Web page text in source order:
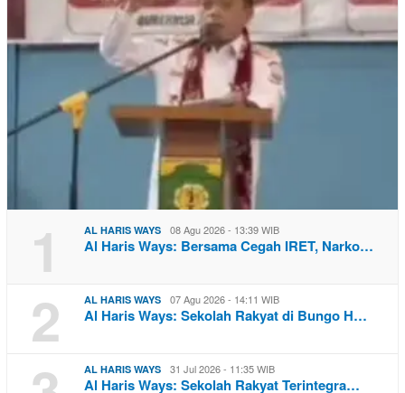
1 AL HARIS WAYS 08 Agu 2026 - 13:39 WIB
Al Haris Ways: Bersama Cegah IRET, Narko…
2 AL HARIS WAYS 07 Agu 2026 - 14:11 WIB
Al Haris Ways: Sekolah Rakyat di Bungo H…
AL HARIS WAYS 31 Jul 2026 - 11:35 WIB
Al Haris Ways: Sekolah Rakyat Terintegra…